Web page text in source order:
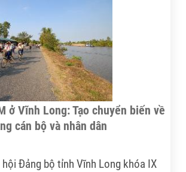
tồn và phát triển đa dạng sinh
ở Vĩnh Long: Tạo chuyển biến về
cán bộ và nhân dân
Đảng bộ tỉnh Vĩnh Long khóa IX